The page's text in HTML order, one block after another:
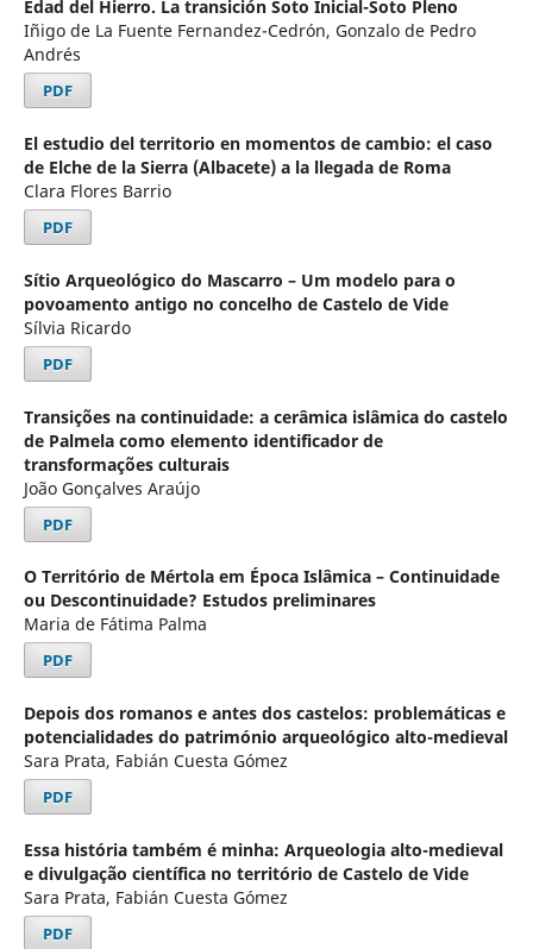
Edad del Hierro. La transición Soto Inicial-Soto Pleno
Iñigo de La Fuente Fernandez-Cedrón, Gonzalo de Pedro
Andrés
PDF
El estudio del territorio en momentos de cambio: el caso
de Elche de la Sierra (Albacete) a la llegada de Roma
Clara Flores Barrio
PDF
Sítio Arqueológico do Mascarro – Um modelo para o
povoamento antigo no concelho de Castelo de Vide
Sílvia Ricardo
PDF
Transições na continuidade: a cerâmica islâmica do castelo
de Palmela como elemento identificador de
transformações culturais
João Gonçalves Araújo
PDF
O Território de Mértola em Época Islâmica – Continuidade
ou Descontinuidade? Estudos preliminares
Maria de Fátima Palma
PDF
Depois dos romanos e antes dos castelos: problemáticas e
potencialidades do património arqueológico alto-medieval
Sara Prata, Fabián Cuesta Gómez
PDF
Essa história também é minha: Arqueologia alto-medieval
e divulgação científica no território de Castelo de Vide
Sara Prata, Fabián Cuesta Gómez
PDF